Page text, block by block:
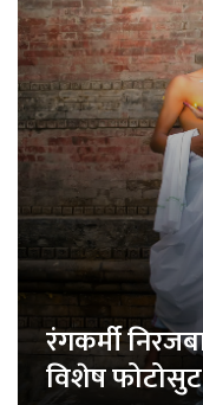
रंगकर्मी
विशेष फोटोसुट